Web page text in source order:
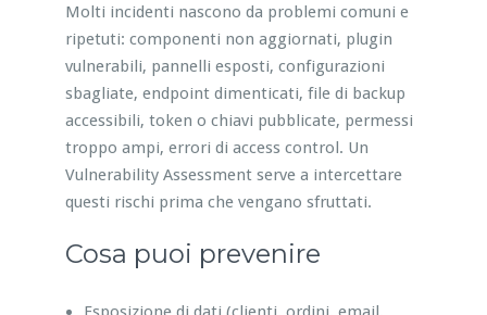
Molti incidenti nascono da problemi comuni e
ripetuti: componenti non aggiornati, plugin
vulnerabili, pannelli esposti, configurazioni
sbagliate, endpoint dimenticati, file di backup
accessibili, token o chiavi pubblicate, permessi
troppo ampi, errori di access control. Un
Vulnerability Assessment serve a intercettare
questi rischi prima che vengano sfruttati.
Cosa puoi prevenire